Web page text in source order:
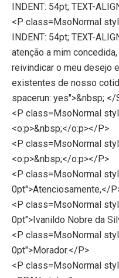
INDENT: 54pt; TEXT-
<P class=MsoNormal
INDENT: 54pt; TEXT-
atenção a mim
reivindicar o meu desejo
existentes de nosso
spacerun: yes">&nbsp; </
<P class=MsoNormal
<o:p>&nbsp;</o:p></P>
<P class=MsoNormal
<o:p>&nbsp;</o:p></P>
<P class=MsoNormal
0pt">Atenciosamente,</
<P class=MsoNormal
0pt">Ivanildo Nobre da
<P class=MsoNormal
0pt">Morador.</P>
<P class=MsoNormal